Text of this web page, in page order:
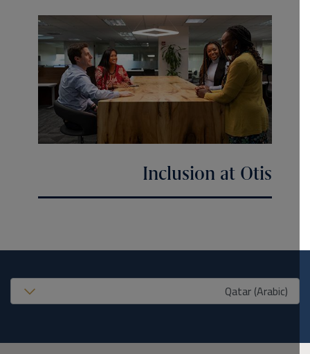
Inclusion at Otis
United States (EN)